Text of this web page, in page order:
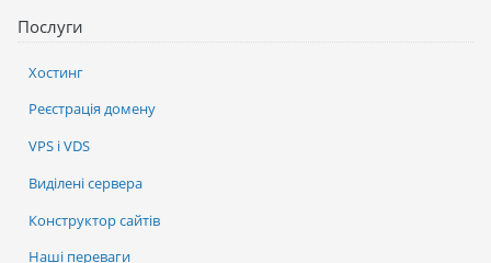
Послуги
Хостинг
Реєстрація домену
VPS і VDS
Виділені сервера
Конструктор сайтів
Наші переваги